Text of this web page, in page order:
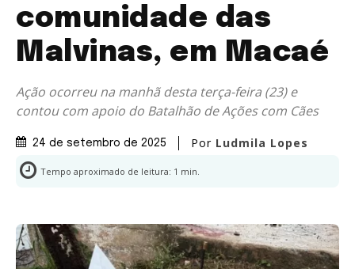
comunidade das
Malvinas, em Macaé
Ação ocorreu na manhã desta terça-feira (23) e
contou com apoio do Batalhão de Ações com Cães
24 de setembro de 2025 Por Ludmila Lopes
Tempo aproximado de leitura: 1 min.